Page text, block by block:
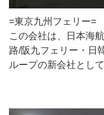
=東京九州フェリー=
この会社は、日本海
路/阪九フェリー・日
ループの新会社とし